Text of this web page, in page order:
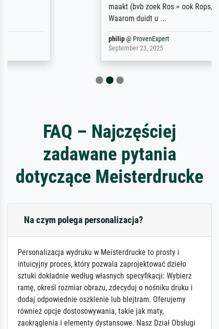
maakt (bvb zoek Ros = ook Rops, Rose etc).
FAQ – Najczęściej
zadawane pytania
dotyczące Meisterdrucke
Na czym polega personalizacja?
Personalizacja wydruku w Meisterdrucke to prosty i
intuicyjny proces, który pozwala zaprojektować dzieło
sztuki dokładnie według własnych specyfikacji: Wybierz
ramę, określ rozmiar obrazu, zdecyduj o nośniku druku i
dodaj odpowiednie oszklenie lub blejtram. Oferujemy
również opcje dostosowywania, takie jak maty,
zaokrąglenia i elementy dystansowe. Nasz Dział Obsługi